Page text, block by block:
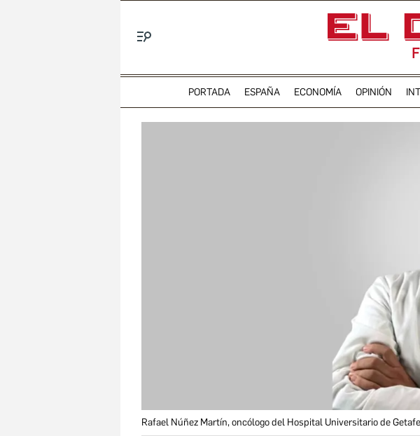
PORTADA ESPAÑA ECONOMÍA OPINIÓN
Rafael Núñez Martín, oncólogo del Hospital Universitario de Getafe